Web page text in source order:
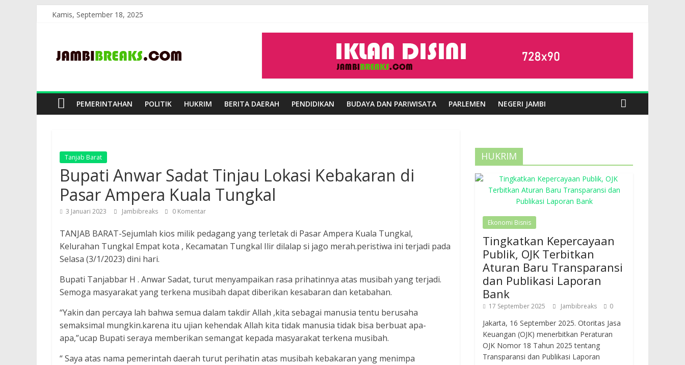
Kamis, September 18, 2025
JambiBreaks
PEMERINTAHAN POLITIK HUKRIM BERITA DAERAH PENDIDIKAN BUDAYA DAN PARIWISATA PARLEMEN NEGERI JAMBI
Tanjab Barat
Bupati Anwar Sadat Tinjau Lokasi Kebakaran di
Pasar Ampera Kuala Tungkal
3 Januari 2023 Jambibreaks 0 Komentar
TANJAB BARAT-Sejumlah kios milik pedagang yang terletak di Pasar Ampera Kuala Tungkal,
Kelurahan Tungkal Empat kota , Kecamatan Tungkal Ilir dilalap si jago merah.peristiwa ini terjadi pada
Selasa (3/1/2023) dini hari.
Bupati Tanjabbar H . Anwar Sadat, turut menyampaikan rasa prihatinnya atas musibah yang terjadi.
Semoga masyarakat yang terkena musibah dapat diberikan kesabaran dan ketabahan.
“Yakin dan percaya lah bahwa semua dalam takdir Allah ,kita sebagai manusia tentu berusaha
semaksimal mungkin.karena itu ujian kehendak Allah kita tidak manusia tidak bisa berbuat apa-
apa,”ucap Bupati seraya memberikan semangat kepada masyarakat terkena musibah.
“ Saya atas nama pemerintah daerah turut perihatin atas musibah kebakaran yang menimpa
HUKRIM
Ekonomi Bisnis
Tingkatkan Kepercayaan
Publik, OJK Terbitkan
Aturan Baru Transparansi
dan Publikasi Laporan
Bank
17 September 2025 Jambibreaks 0
Jakarta, 16 September 2025. Otoritas Jasa
Keuangan (OJK) menerbitkan Peraturan
OJK Nomor 18 Tahun 2025 tentang
Transparansi dan Publikasi Laporan